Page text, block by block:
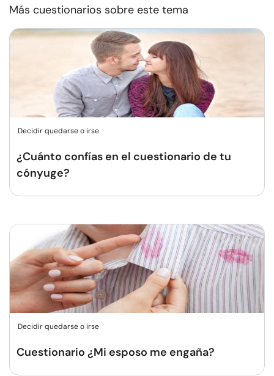
Más cuestionarios sobre este tema
Decidir quedarse o irse
¿Cuánto confías en el cuestionario de tu
cónyuge?
Decidir quedarse o irse
Cuestionario ¿Mi esposo me engaña?